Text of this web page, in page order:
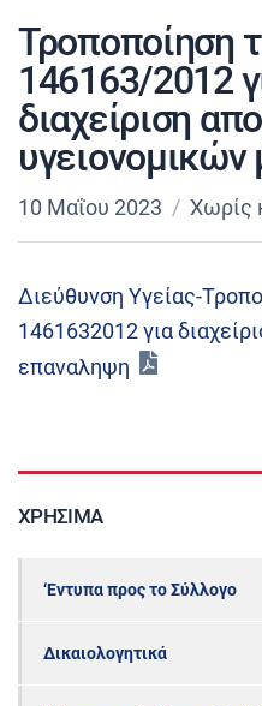
Τροποποίηση
146163/2012
διαχείριση
10 Μαΐου 2023 Χωρίς
Διεύθυνση Υγείας-
1461632012 για
επαναληψη
ΧΡΉΣΙΜΑ
‘Εντυπα προς το Σύλλογο
Δικαιολογητικά